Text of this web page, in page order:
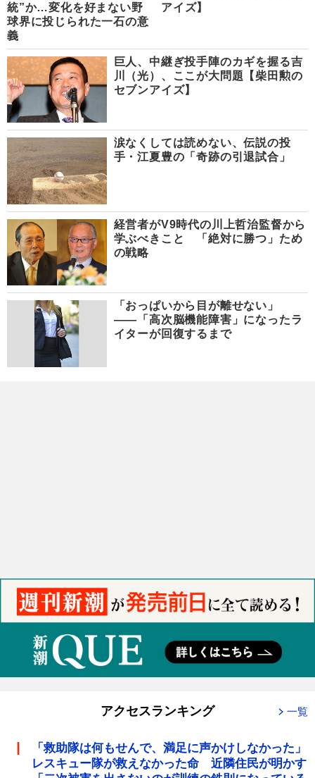
統”か…変化を好まない野
球界に投じられた一石の意
義
アイズ】
巨人、中継ぎ投手陣のカギを握る吉
川（光）、ここが大問題【柴田勲の
セブンアイズ】
涙なくしては読めない、伝説の投
手・江夏豊の「奇跡の引退試合」
経営者がV9時代の川上哲治監督から
学ぶべきこと 「絶対に勝つ」ため
の戦略
「おっぱいから目が離せない」
――「高次脳機能障害」になったラ
イターが回復するまで
アクセスランキング 一覧
「救助隊は何もせんで、満足に声かけしなかった」
レスキュー隊が救えなかった命 近隣住民が明かす